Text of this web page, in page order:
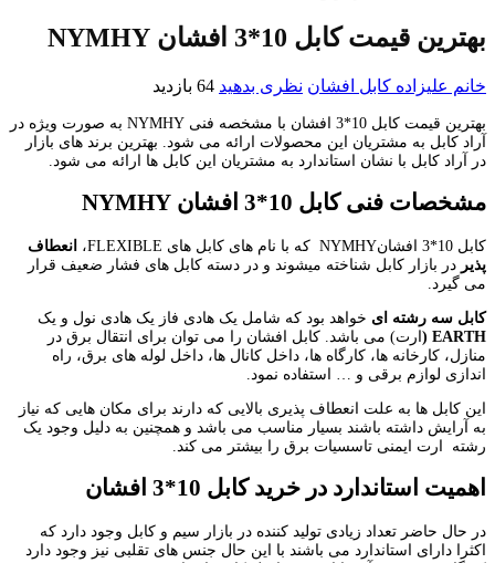
بهترین قیمت کابل 10*3 افشان NYMHY
خانم علیزاده کابل افشان نظری بدهید 64 بازدید
بهترین قیمت کابل 10*3 افشان با مشخصه فنی NYMHY به صورت ویژه در
آراد کابل به مشتریان این محصولات ارائه می شود. بهترین برند های بازار
در آراد کابل با نشان استاندارد به مشتریان این کابل ها ارائه می شود.
مشخصات فنی کابل 10*3 افشان NYMHY
کابل 10*3 افشانNYMHY که با نام های کابل های FLEXIBLE،
انعطاف
پذیر در بازار کابل شناخته میشوند و در دسته کابل های فشار ضعیف قرار
می گیرد.
کابل سه رشته ای خواهد بود که شامل یک هادی فاز یک هادی نول و یک
EARTH
(ارت) می باشد. کابل افشان را می توان برای انتقال برق در
منازل، کارخانه ها، کارگاه ها، داخل کانال ها، داخل لوله های برق، راه
اندازی لوازم برقی و … استفاده نمود.
این کابل ها به علت انعطاف پذیری بالایی که دارند برای مکان هایی که نیاز
به آرایش داشته باشند بسیار مناسب می باشد و همچنین به دلیل وجود یک
رشته ارت ایمنی تاسسیات برق را بیشتر می کند.
اهمیت استاندارد در خرید کابل 10*3 افشان
در حال حاضر تعداد زیادی تولید کننده در بازار سیم و کابل وجود دارد که
اکثرا دارای استاندارد می باشند با این حال جنس های تقلبی نیز وجود دارد